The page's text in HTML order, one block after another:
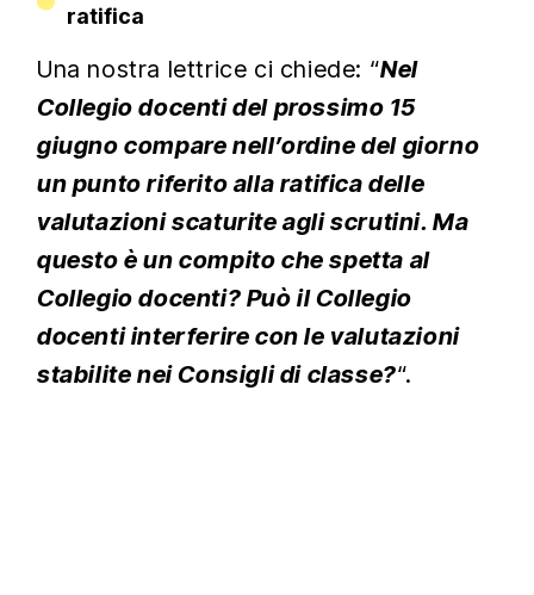
ratifica
Una nostra lettrice ci chiede: “Nel
Collegio docenti del prossimo 15
giugno compare nell’ordine del giorno
un punto riferito alla ratifica delle
valutazioni scaturite agli scrutini. Ma
questo è un compito che spetta al
Collegio docenti? Può il Collegio
docenti interferire con le valutazioni
stabilite nei Consigli di classe?“.